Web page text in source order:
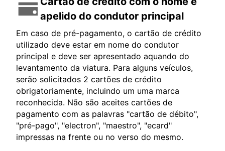
apelido do condutor principal
Em caso de pré-pagamento, o cartão de crédito
utilizado deve estar em nome do condutor
principal e deve ser apresentado aquando do
levantamento da viatura. Para alguns veículos,
serão solicitados 2 cartões de crédito
obrigatoriamente, incluindo um uma marca
reconhecida. Não são aceites cartões de
pagamento com as palavras "cartão de débito",
"pré-pago", "electron", "maestro", "ecard"
impressas na frente ou no verso do mesmo.